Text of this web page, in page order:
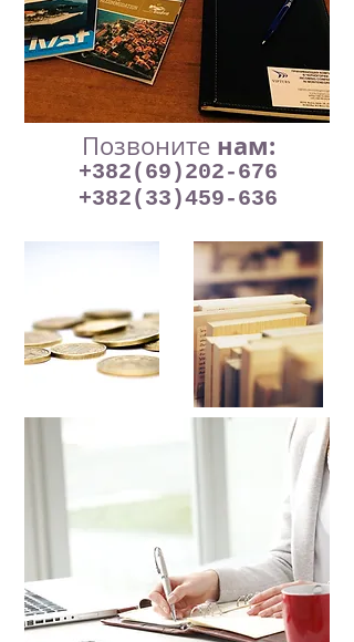
Позвоните нам:
+382(69)202-676
+382(33)459-636